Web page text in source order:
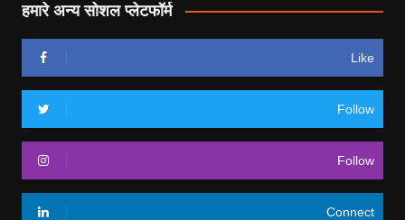
हमारे अन्य सोशल प्लेटफॉर्म
Like
Follow
Follow
Connect